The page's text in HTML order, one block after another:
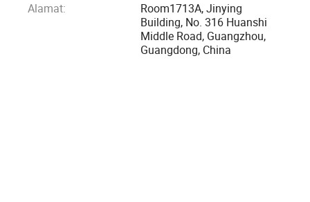
Alamat:
Room1713A, Jinying
Building, No. 316 Huanshi
Middle Road, Guangzhou,
Guangdong, China